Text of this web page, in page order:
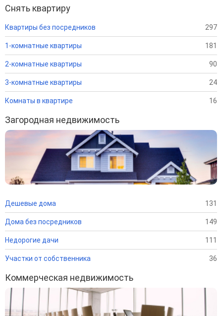
Снять квартиру
Квартиры без посредников 297
1-комнатные квартиры 181
2-комнатные квартиры 90
3-комнатные квартиры 24
Комнаты в квартире 16
Загородная недвижимость
Дешевые дома 131
Дома без посредников 149
Недорогие дачи 111
Участки от собственника 36
Коммерческая недвижимость